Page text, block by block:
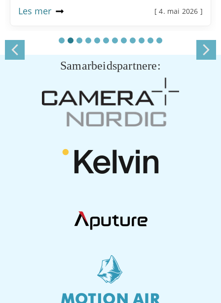
[ 4. mai 2026 ]
Les mer
Samarbeidspartnere: